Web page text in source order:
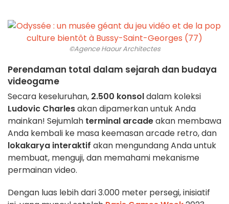
©Agence Haour Architectes
Perendaman total dalam sejarah dan budaya
videogame
Secara keseluruhan, 2.500 konsoldalam koleksi
Ludovic Charlesakan dipamerkan untuk Anda
mainkan! Sejumlah terminal arcadeakan membawa
Anda kembali ke masa keemasan arcade retro, dan
lokakarya interaktif akan mengundang Anda untuk
membuat, menguji, dan memahami mekanisme
permainan video.
Dengan luas lebih dari 3.000 meter persegi, inisiatif